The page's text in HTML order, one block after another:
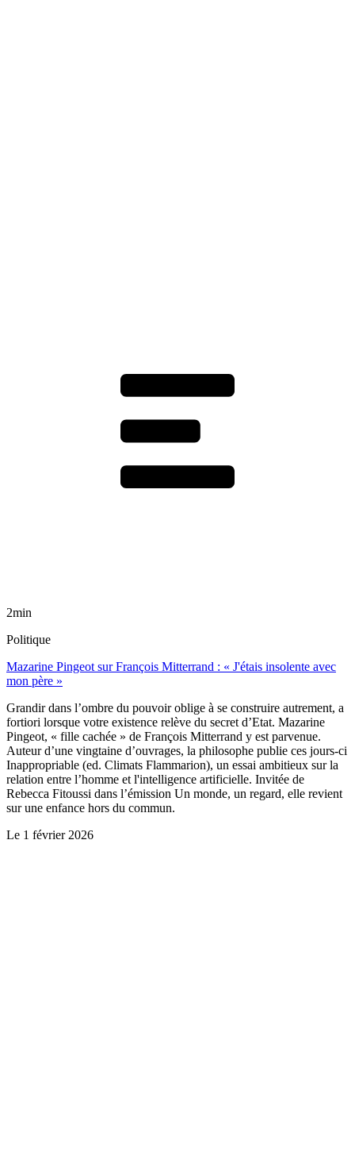
2min
Politique
Mazarine Pingeot sur François Mitterrand : « J'étais insolente avec
mon père »
Grandir dans l’ombre du pouvoir oblige à se construire autrement, a
fortiori lorsque votre existence relève du secret d’Etat. Mazarine
Pingeot, « fille cachée » de François Mitterrand y est parvenue.
Auteur d’une vingtaine d’ouvrages, la philosophe publie ces jours-ci
Inappropriable (ed. Climats Flammarion), un essai ambitieux sur la
relation entre l’homme et l'intelligence artificielle. Invitée de
Rebecca Fitoussi dans l’émission Un monde, un regard, elle revient
sur une enfance hors du commun.
Le 1 février 2026